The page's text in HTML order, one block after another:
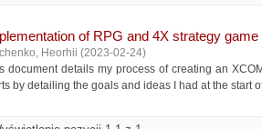
of RPG and 4X strategy
Heorhii (2023-02-24)
document details my process of creating an
by detailing the goals and ideas I had at the start